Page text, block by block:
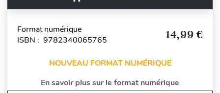
Format numérique
ISBN : 9782340065765
14,99 €
NOUVEAU FORMAT NUMÉRIQUE
En savoir plus sur le format numérique